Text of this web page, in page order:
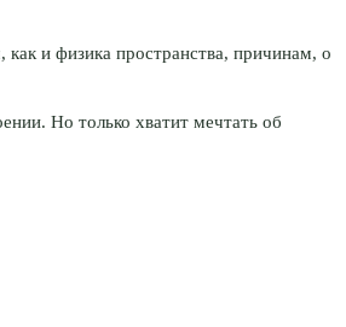
и физика пространства, причинам, о
Но только хватит мечтать об